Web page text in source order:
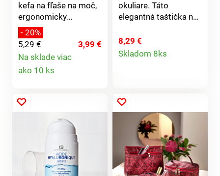
kefa na fľaše na moč,
ergonomicky
tvarovaná, so silnými
nylonovými štetinami -
na dôkladnú hygienu.
- 20%
5,29 €
3,99 €
Na sklade viac
ako 10 ks
okuliare. Táto
elegantná taštička na
drobnosti.
8,29 €
Skladom 8ks